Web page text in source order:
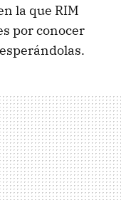
la que RIM
por conocer